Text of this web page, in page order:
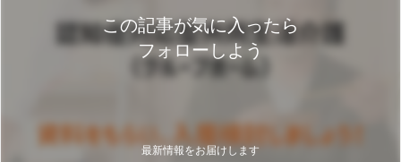
この記事が気に入ったら
フォローしよう
最新情報をお届けします